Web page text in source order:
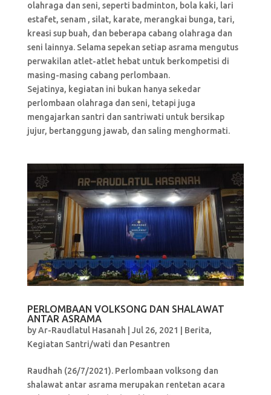
olahraga dan seni, seperti badminton, bola kaki, lari
estafet, senam , silat, karate, merangkai bunga, tari,
kreasi sup buah, dan beberapa cabang olahraga dan
seni lainnya. Selama sepekan setiap asrama mengutus
perwakilan atlet-atlet hebat untuk berkompetisi di
masing-masing cabang perlombaan.
Sejatinya, kegiatan ini bukan hanya sekedar
perlombaan olahraga dan seni, tetapi juga
mengajarkan santri dan santriwati untuk bersikap
jujur, bertanggung jawab, dan saling menghormati.
PERLOMBAAN VOLKSONG DAN SHALAWAT
ANTAR ASRAMA
byAr-Raudlatul Hasanah Jul 26, 2021 Berita,
Kegiatan Santri/wati dan Pesantren
Raudhah (26/7/2021). Perlombaan volksong dan
shalawat antar asrama merupakan rentetan acara